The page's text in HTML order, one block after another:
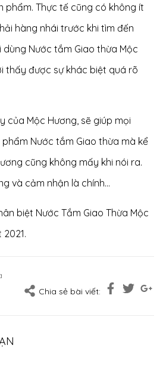
phẩm. Thực tế cũng có không ít
hàng nhái trước khi tìm đến
dùng Nước tắm Giao thừa Mộc
thấy được sự khác biệt quá rõ
của Mộc Hương, sẽ giúp mọi
phẩm Nước tắm Giao thừa mà kể
cũng không mấy khi nói ra.
và cảm nhận là chính...
biệt Nước Tắm Giao Thừa Mộc
.
Chia sẻ bài viết: